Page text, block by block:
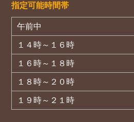
指定可能時間帯
午前中
１４時～１６時
１６時～１８時
１８時～２０時
１９時～２１時